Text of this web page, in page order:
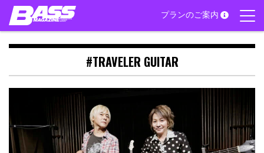
Skip
content
プランのご案内
#TRAVELER GUITAR